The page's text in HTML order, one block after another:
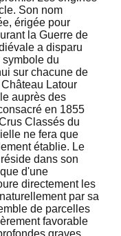
Son nom
érigée pour
la Guerre de
a disparu
du
sur chacune de
Latour
auprès des
en 1855
Classés du
ne fera que
établie. Le
dans son
d'une
directement les
par sa
de parcelles
favorable
graves